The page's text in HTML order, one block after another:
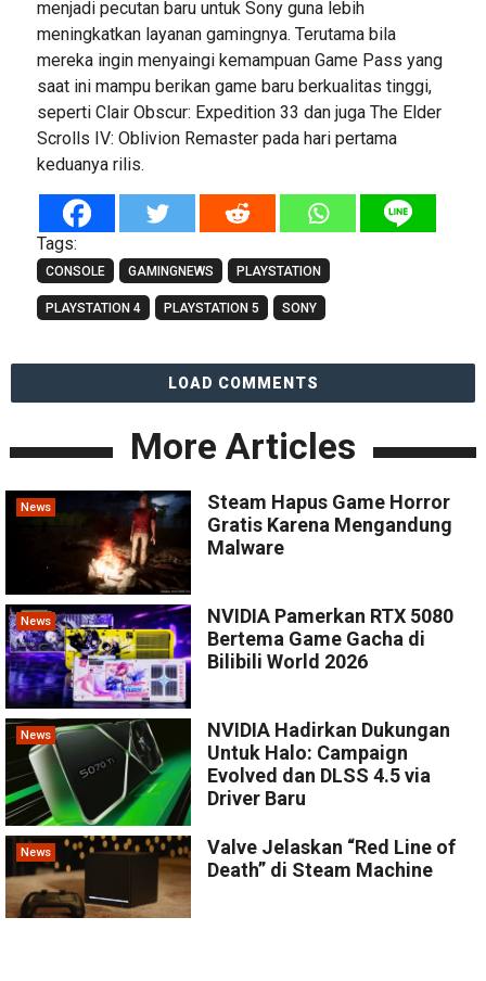
menjadi pecutan baru untuk Sony guna lebih
meningkatkan layanan gamingnya. Terutama bila
mereka ingin menyaingi kemampuan Game Pass yang
saat ini mampu berikan game baru berkualitas tinggi,
seperti Clair Obscur: Expedition 33 dan juga The Elder
Scrolls IV: Oblivion Remaster pada hari pertama
keduanya rilis.
Tags:
CONSOLE GAMINGNEWS PLAYSTATION
PLAYSTATION 4 PLAYSTATION 5 SONY
LOAD COMMENTS
More Articles
News
Steam Hapus Game Horror
Gratis Karena Mengandung
Malware
News
NVIDIA Pamerkan RTX 5080
Bertema Game Gacha di
Bilibili World 2026
News
NVIDIA Hadirkan Dukungan
Untuk Halo: Campaign
Evolved dan DLSS 4.5 via
Driver Baru
News
Valve Jelaskan “Red Line of
Death” di Steam Machine